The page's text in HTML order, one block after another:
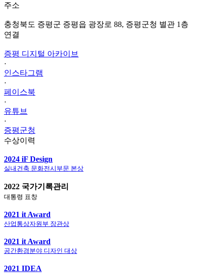
주소
충청북도 증평군 증평읍 광장로 88, 증평군청 별관 1층
연결
증평 디지털 아카이브
·
인스타그램
·
페이스북
·
유튜브
·
증평군청
수상이력
2024 iF Design
실내건축 문화전시부문 본상
2022 국가기록관리
대통령 표창
2021 it Award
산업통상자원부 장관상
2021 it Award
공간환경분야 디자인 대상
2021 IDEA